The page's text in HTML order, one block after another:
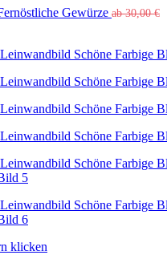
Gewürze ab30,00€
klicken